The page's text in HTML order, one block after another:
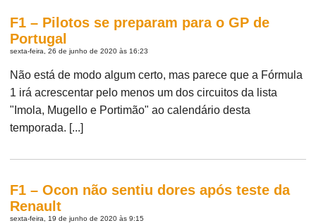
F1 – Pilotos se preparam para o GP de
Portugal
sexta-feira, 26 de junho de 2020 às 16:23
Não está de modo algum certo, mas parece que a Fórmula
1 irá acrescentar pelo menos um dos circuitos da lista
"Imola, Mugello e Portimão" ao calendário desta
temporada. [...]
F1 – Ocon não sentiu dores após teste da
Renault
sexta-feira, 19 de junho de 2020 às 9:15